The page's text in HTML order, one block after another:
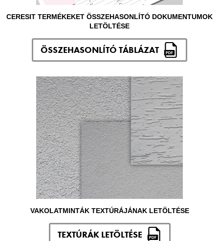
CERESIT TERMÉKEKET ÖSSZEHASONLÍTÓ DOKUMENTUMOK
LETÖLTÉSE
ÖSSZEHASONLÍTÓ TÁBLÁZAT
VAKOLATMINTÁK TEXTÚRÁJÁNAK LETÖLTÉSE
TEXTÚRÁK LETÖLTÉSE